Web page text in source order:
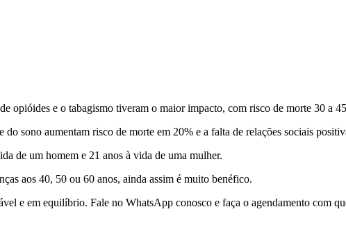
opióides e o tabagismo tiveram o maior impacto, com risco de morte 30 a
sono aumentam risco de morte em 20% e a falta de relações sociais
de um homem e 21 anos à vida de uma mulher.
aos 40, 50 ou 60 anos, ainda assim é muito benéfico.
e em equilíbrio. Fale no WhatsApp conosco e faça o agendamento com